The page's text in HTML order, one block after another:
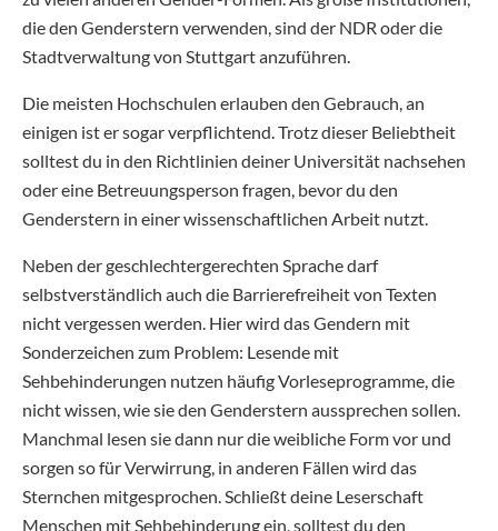
die den Genderstern verwenden, sind der NDR oder die
Stadtverwaltung von Stuttgart anzuführen.
Die meisten Hochschulen erlauben den Gebrauch, an
einigen ist er sogar verpflichtend. Trotz dieser Beliebtheit
solltest du in den Richtlinien deiner Universität nachsehen
oder eine Betreuungsperson fragen, bevor du den
Genderstern in einer wissenschaftlichen Arbeit nutzt.
Neben der geschlechtergerechten Sprache darf
selbstverständlich auch die Barrierefreiheit von Texten
nicht vergessen werden. Hier wird das Gendern mit
Sonderzeichen zum Problem: Lesende mit
Sehbehinderungen nutzen häufig Vorleseprogramme, die
nicht wissen, wie sie den Genderstern aussprechen sollen.
Manchmal lesen sie dann nur die weibliche Form vor und
sorgen so für Verwirrung, in anderen Fällen wird das
Sternchen mitgesprochen. Schließt deine Leserschaft
Menschen mit Sehbehinderung ein, solltest du den